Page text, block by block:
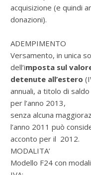
acquisizione (e quindi
donazioni).
ADEMPIMENTO
Versamento, in unica
dell’imposta sul
detenute all’estero
annuali, a titolo di
per l’anno 2013,
senza alcuna
l’anno 2011 può
acconto per il 2012.
MODALITA’
Modello F24 con